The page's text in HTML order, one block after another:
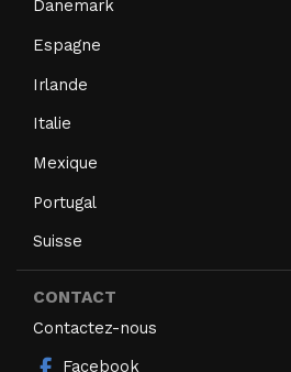
Danemark
Espagne
Irlande
Italie
Mexique
Portugal
Suisse
CONTACT
Contactez-nous
Facebook